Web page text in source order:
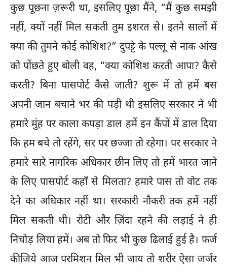
कुछ पूछना ज़रूरी था, इसलिए पूछा मैंने, “मैं कुछ समझी
नहीं, क्यों नहीं मिल सकती तुम इशरत से। इतने सालों में
क्या की तुमने कोई कोशिश?” दुपट्टे के पल्लू से नाक आंख
को पोंछते हुए बोली वह, “क्या कोशिश करती आपा? कैसे
करती? बिना पासपोर्ट कैसे जाती? शुरू में तो हमें बस
अपनी जान बचाने भर की पड़ी थी इसलिए सरकार ने भी
हमारे मुंह पर काला कपड़ा डाल हमें इन कैंपों में डाल दिया
कि हम बचे तो रहेंगे, सर पर छज्जा तो रहेगा। पर सरकार ने
हमारे सारे नागरिक अधिकार छीन लिए तो हमें भारत जाने
के लिए पासपोर्ट कहाँ से मिलता? हमारे पास तो वोट तक
देने का अधिकार नहीं था। सरकारी नौकरी तक हमें नहीं
मिल सकती थी। रोटी और ज़िंदा रहने की लड़ाई ने ही
निचोड़ लिया हमें। अब तो फिर भी कुछ ढिलाई हुई है। फर्ज
कीजिये आज परमिशन मिल भी जाय तो शरीर ऐसा जर्जर